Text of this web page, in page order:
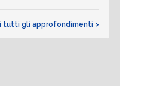
tutti gli approfondimenti >